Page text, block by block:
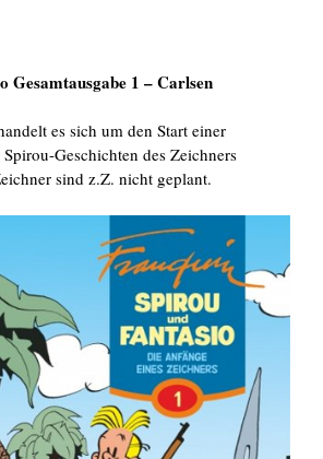
Gesamtausgabe 1 – Carlsen
es sich um den Start einer
Spirou-Geschichten des Zeichners
sind z.Z. nicht geplant.